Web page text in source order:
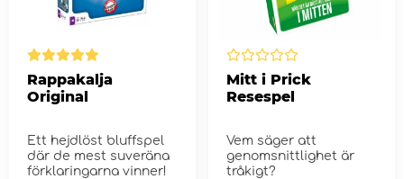
Rappakalja
Original
Ett hejdlöst bluffspel
där de mest suveräna
förklaringarna vinner!
Mitt i Prick
Resespel
Vem säger att
genomsnittlighet är
tråkigt?